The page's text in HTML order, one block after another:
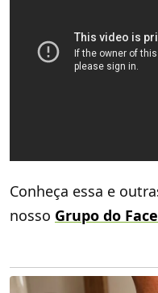
Conheça essa e
nosso Grupo do